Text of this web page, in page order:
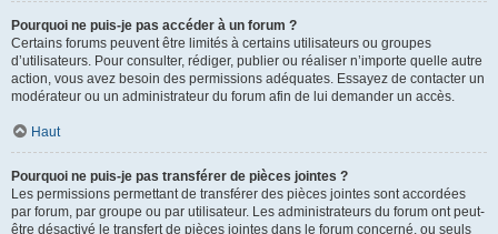
Pourquoi ne puis-je pas accéder à un forum ?
Certains forums peuvent être limités à certains utilisateurs ou groupes
d’utilisateurs. Pour consulter, rédiger, publier ou réaliser n’importe quelle autre
action, vous avez besoin des permissions adéquates. Essayez de contacter un
modérateur ou un administrateur du forum afin de lui demander un accès.
Haut
Pourquoi ne puis-je pas transférer de pièces jointes ?
Les permissions permettant de transférer des pièces jointes sont accordées
par forum, par groupe ou par utilisateur. Les administrateurs du forum ont peut-
être désactivé le transfert de pièces jointes dans le forum concerné, ou seuls